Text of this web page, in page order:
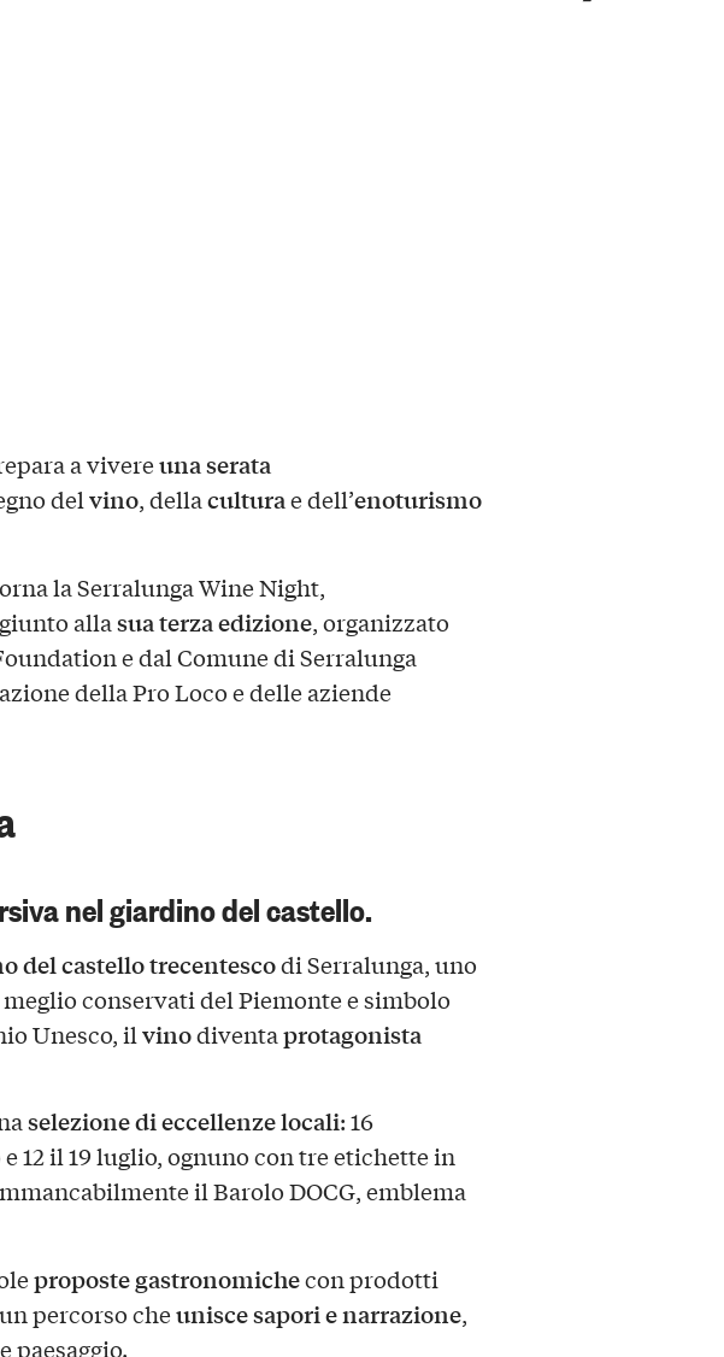
a vivereuna serata
delvino, dellaculturae dell’enoturismo
la Serralunga Wine Night,
allasua terza edizione, organizzato
e dal Comune di Serralunga
della Pro Loco e delle aziende
nel giardino del castello.
del castello trecentescodi Serralunga, uno
conservati del Piemonte e simbolo
Unesco, ilvinodiventaprotagonista
selezione di eccellenze locali: 16
12 il 19 luglio, ognuno con tre etichette in
il Barolo DOCG, emblema
proposte gastronomichecon prodotti
percorso cheunisce sapori e narrazione,
paesaggio.